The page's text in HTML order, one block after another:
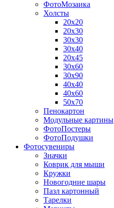
ФотоМозаика
Холсты
20х20
20х30
30х30
30х40
20х45
30х60
30х90
40х40
40х60
50х70
Пенокартон
Модульные картины
ФотоПостеры
ФотоПодушки
Фотоcувениры
Значки
Коврик для мыши
Кружки
Новогодние шары
Пазл картонный
Тарелки